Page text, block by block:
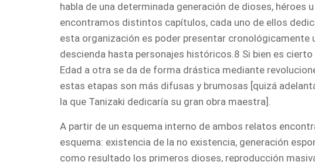
habla de una determinada generación de dioses, héroes
encontramos distintos capítulos, cada uno de ellos
esta organización es poder presentar cronológicamente
descienda hasta personajes históricos.8 Si bien es
Edad a otra se da de forma drástica mediante
estas etapas son más difusas y brumosas [quizá
la que Tanizaki dedicaría su gran obra maestra].
A partir de un esquema interno de ambos relatos
esquema: existencia de la no existencia, generación
como resultado los primeros dioses, reproducción